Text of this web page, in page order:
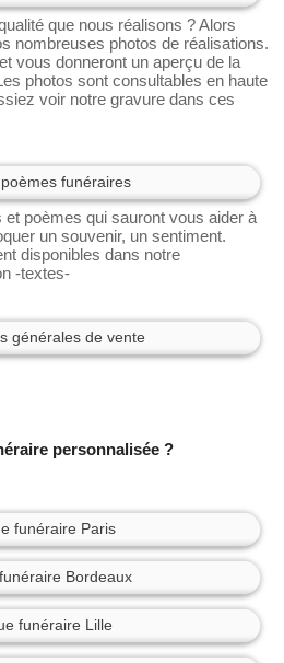
que nous réalisons ? Alors
nombreuses photos de réalisations.
vous donneront un aperçu de la
photos sont consultables en haute
voir notre gravure dans ces
funéraires
poèmes qui sauront vous aider à
un souvenir, un sentiment.
disponibles dans notre
-textes-
générales de vente
personnalisée ?
funéraire Paris
Bordeaux
funéraire Lille